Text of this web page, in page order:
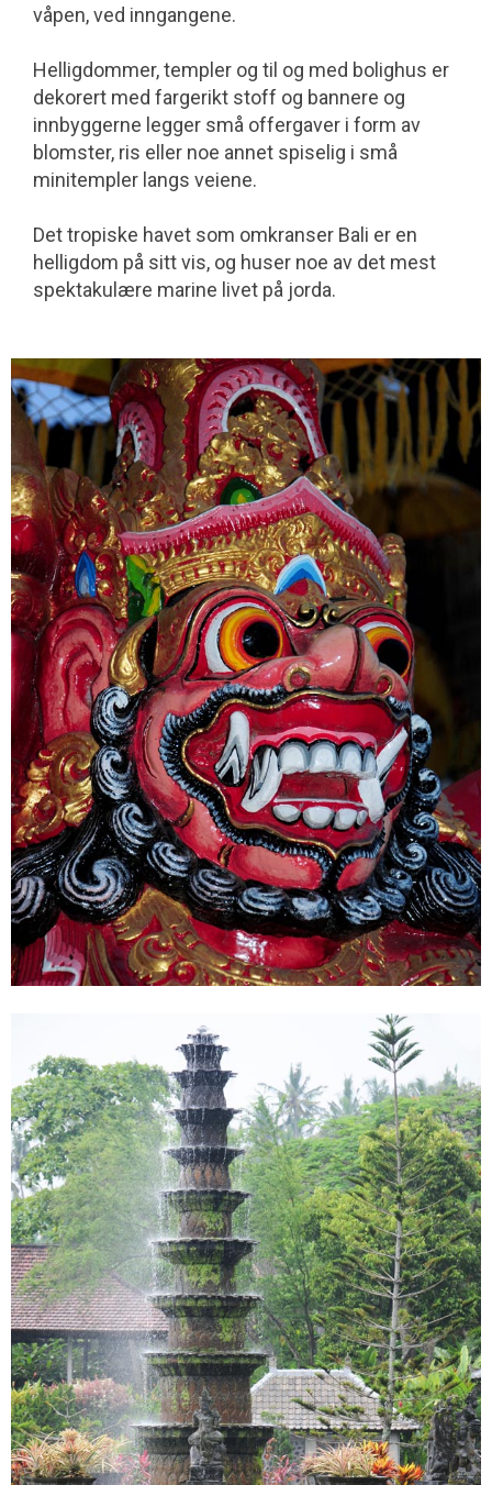
våpen, ved inngangene.
Helligdommer, templer og til og med bolighus er
dekorert med fargerikt stoff og bannere og
innbyggerne legger små offergaver i form av
blomster, ris eller noe annet spiselig i små
minitempler langs veiene.
Det tropiske havet som omkranser Bali er en
helligdom på sitt vis, og huser noe av det mest
spektakulære marine livet på jorda.